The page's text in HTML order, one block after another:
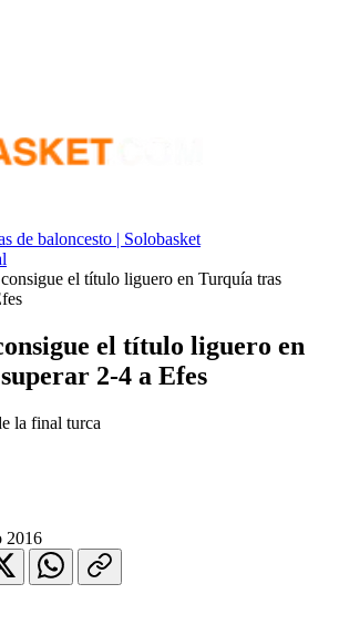
de baloncesto | Solobasket
el título liguero en Turquía tras
el título liguero en
2-4 a Efes
la final turca
2016